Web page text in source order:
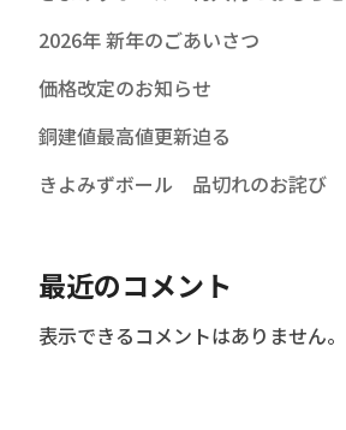
2026年 新年のごあいさつ
価格改定のお知らせ
銅建値最高値更新迫る
きよみずボール 品切れのお詫び
最近のコメント
表示できるコメントはありません。